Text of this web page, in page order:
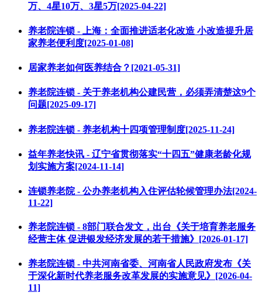
万、4星10万、3星5万[2025-04-22]
养老院连锁 - 上海：全面推进适老化改造 小改造提升居
家养老便利度[2025-01-08]
居家养老如何医养结合？[2021-05-31]
养老院连锁 - 关于养老机构公建民营，必须弄清楚这9个
问题[2025-09-17]
养老院连锁 - 养老机构十四项管理制度[2025-11-24]
益年养老快讯 - 辽宁省贯彻落实“十四五”健康老龄化规
划实施方案[2024-11-14]
连锁养老院 - 公办养老机构入住评估轮候管理办法[2024-
11-22]
养老院连锁 - 8部门联合发文，出台《关于培育养老服务
经营主体 促进银发经济发展的若干措施》[2026-01-17]
养老院连锁 - 中共河南省委、河南省人民政府发布《关
于深化新时代养老服务改革发展的实施意见》[2026-04-
11]